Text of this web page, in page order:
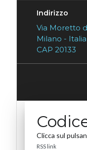
Indirizzo
Via Moretto
Milano - Italia
CAP 20133
Clicca sul
RSS link